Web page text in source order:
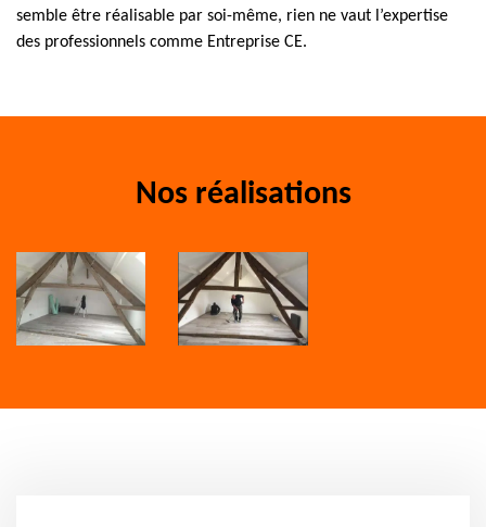
semble être réalisable par soi-même, rien ne vaut l’expertise
des professionnels comme Entreprise CE.
Nos réalisations